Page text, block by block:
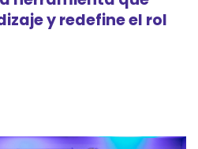
y redefine el rol